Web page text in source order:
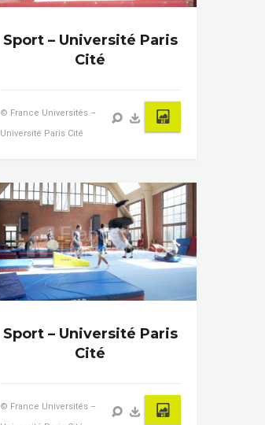
Sport – Université Paris
Cité
© France Universités –
Université Paris Cité
Sport – Université Paris
Cité
© France Universités –